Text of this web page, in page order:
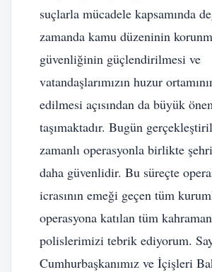
suçlarla mücadele kapsamında
zamanda kamu düzeninin
güvenliğinin güçlendirilmesi ve
vatandaşlarımızın huzur
edilmesi açısından da büyük
taşımaktadır. Bugün
zamanlı operasyonla birlikte
daha güvenlidir. Bu süreçte
icrasının emeği geçen tüm
operasyona katılan tüm kahraman
polislerimizi tebrik ediyorum.
Cumhurbaşkanımız ve İçişleri